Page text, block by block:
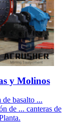
y Molinos
de basalto ...
de ... canteras de